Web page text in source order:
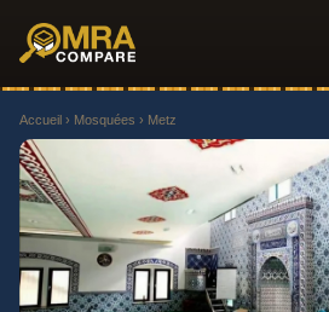
Accueil › Mosquées › Metz